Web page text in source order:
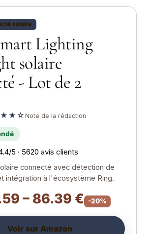
solaire
Lighting
solaire
- Lot de 2
Note de la rédaction
5 · 5620 avis clients
connecté avec détection de
intégration à l'écosystème Ring.
– 86.39 € -20%
Voir sur Amazon